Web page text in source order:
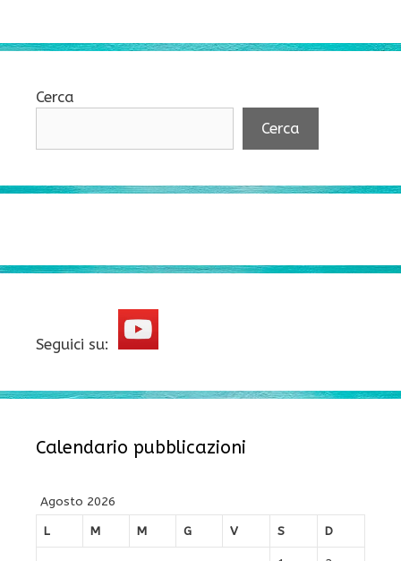
Cerca
Cerca
Seguici su:
Calendario pubblicazioni
Agosto 2026
L
M M G V S D